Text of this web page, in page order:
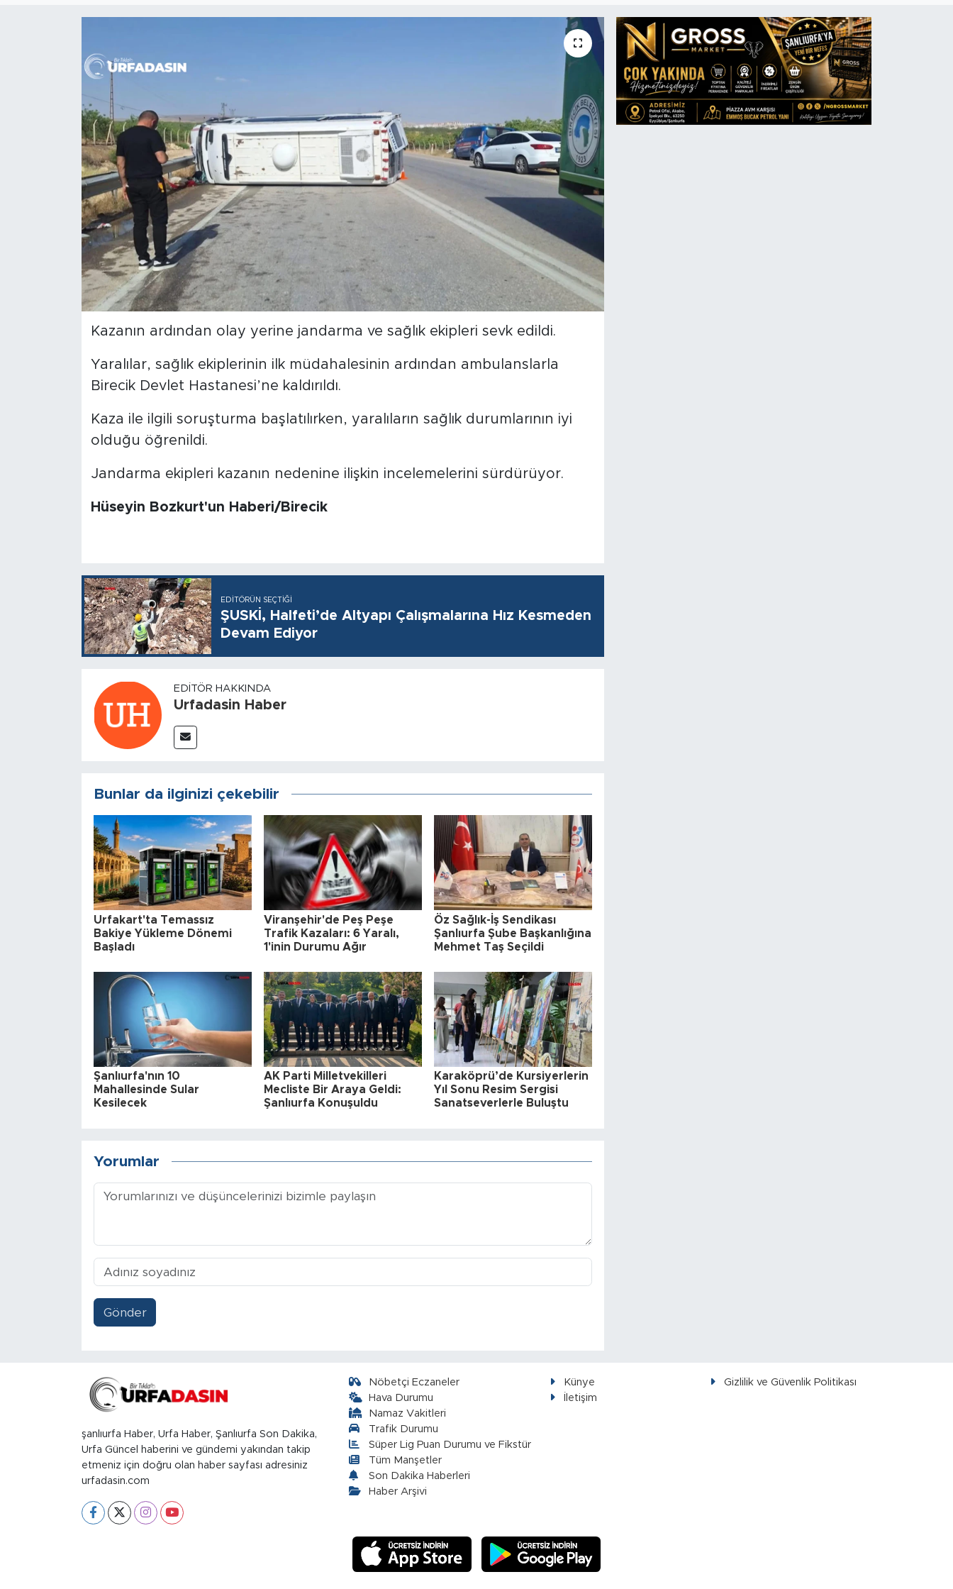
Kazanın ardından olay yerine jandarma ve sağlık ekipleri sevk edildi.
Yaralılar, sağlık ekiplerinin ilk müdahalesinin ardından ambulanslarla
Birecik Devlet Hastanesi’ne kaldırıldı.
Kaza ile ilgili soruşturma başlatılırken, yaralıların sağlık durumlarının iyi
olduğu öğrenildi.
Jandarma ekipleri kazanın nedenine ilişkin incelemelerini sürdürüyor.
Hüseyin Bozkurt'un Haberi/Birecik
EDITÖRÜN SEÇTIĞI
ŞUSKİ, Halfeti’de Altyapı Çalışmalarına Hız Kesmeden
Devam Ediyor
EDITÖR HAKKINDA
Urfadasin Haber
Bunlar da ilginizi çekebilir
Urfakart'ta Temassız
Bakiye Yükleme Dönemi
Başladı
Viranşehir'de Peş Peşe
Trafik Kazaları: 6 Yaralı,
1'inin Durumu Ağır
Öz Sağlık-İş Sendikası
Şanlıurfa Şube Başkanlığına
Mehmet Taş Seçildi
Şanlıurfa'nın 10
Mahallesinde Sular
Kesilecek
AK Parti Milletvekilleri
Mecliste Bir Araya Geldi:
Şanlıurfa Konuşuldu
Karaköprü’de Kursiyerlerin
Yıl Sonu Resim Sergisi
Sanatseverlerle Buluştu
Yorumlar
Gönder
şanlıurfa Haber, Urfa Haber, Şanlıurfa Son Dakika,
Urfa Güncel haberini ve gündemi yakından takip
etmeniz için doğru olan haber sayfası adresiniz
urfadasin.com
Nöbetçi Eczaneler
Hava Durumu
Namaz Vakitleri
Trafik Durumu
Süper Lig Puan Durumu ve Fikstür
Tüm Manşetler
Son Dakika Haberleri
Haber Arşivi
Künye
Gizlilik ve Güvenlik Politikası
İletişim